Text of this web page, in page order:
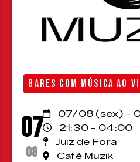
BARES COM MÚSICA AO
07
08
07/08 (sex) -
21:30 - 04:00
Juiz de Fora
Café Muzik